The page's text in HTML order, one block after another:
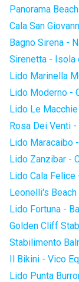
Panorama
Cala San
Bagno Sirena -
Sirenetta - Isola
Lido Marinella
Lido Moderno -
Lido Le
Rosa Dei Venti
Lido Maracaibo
Lido Zanzibar -
Lido Cala
Leonelli's
Lido Fortuna -
Golden Cliff
Stabilimento
Il Bikini - Vico
Lido Punta